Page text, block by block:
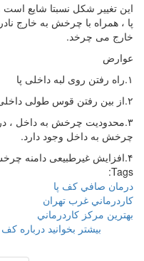
این تغییر شکل نسبتا شایع
پا ، همراه با چرخش به خارج
خارج می چرخد.
عوارض
۱.راه رفتن روی لبه داخلی پا
۲.از بین رفتن قوس طولی داخلی
۳.محدودیت چرخش به داخل ،
چرخش به داخل وجود دارد.
۴.افزایش غیرطبیعی دامنه چرخش به خارج
Tags:
درمان صافي كف پا
كاردرماني غرب تهران
بهترين مركز كاردرماني
بیشتر بخوانید درباره